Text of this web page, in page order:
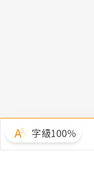
字級100％